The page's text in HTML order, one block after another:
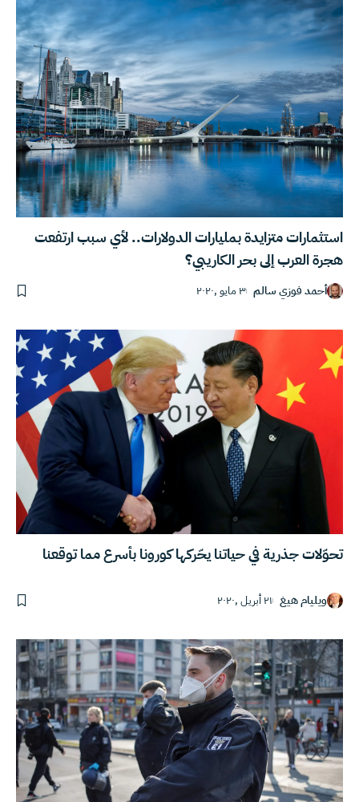
استثمارات متزايدة بمليارات الدولارات.. لأي سبب ارتفعت
هجرة العرب إلى بحر الكاريبي؟ ‏
أحمد فوزي سالم ٣ مايو ,٢٠٢٠
تحوّلات جذرية في حياتنا يحّركها كورونا بأسرع مما توقعنا
ويليام هيغ ٢١ أبريل ,٢٠٢٠